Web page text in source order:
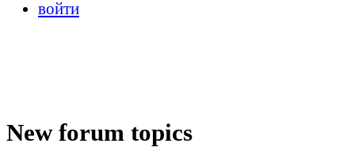
войти
New forum topics